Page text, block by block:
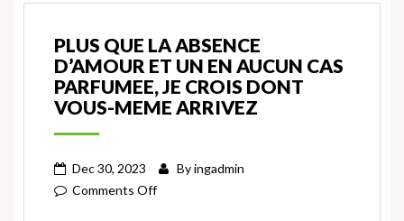
PLUS QUE LA ABSENCE
D’AMOUR ET UN EN AUCUN CAS
PARFUMEE, JE CROIS DONT
VOUS-MEME ARRIVEZ
Dec 30, 2023 Byingadmin
Comments Offon